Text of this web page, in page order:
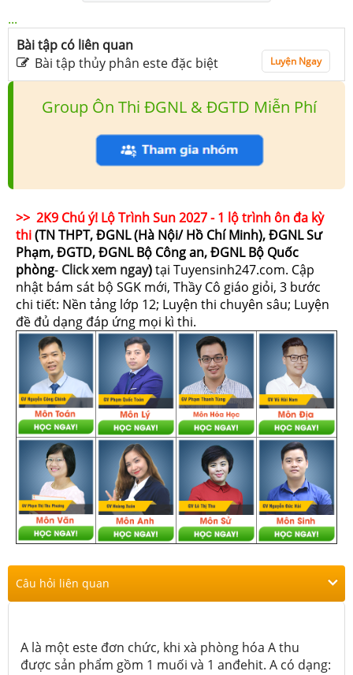
...
Bài tập có liên quan
Bài tập thủy phân este đặc biệt
Luyện Ngay
Group Ôn Thi ĐGNL & ĐGTD Miễn Phí
>> 2K9 Chú ý! Lộ Trình Sun 2027 - 1 lộ trình ôn đa kỳ
thi(TN THPT, ĐGNL (Hà Nội/ Hồ Chí Minh), ĐGNL Sư
Phạm, ĐGTD, ĐGNL Bộ Công an, ĐGNL Bộ Quốc
phòng- Click xem ngay)tại Tuyensinh247.com. Cập
nhật bám sát bộ SGK mới, Thầy Cô giáo giỏi, 3 bước
chi tiết: Nền tảng lớp 12; Luyện thi chuyên sâu; Luyện
đề đủ dạng đáp ứng mọi kì thi.
Câu hỏi liên quan
A là một este đơn chức, khi xà phòng hóa A thu
được sản phẩm gồm 1 muối và 1 anđehit. A có dạng: